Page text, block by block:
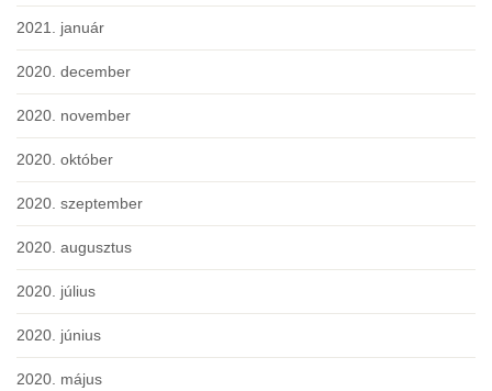
2021. január
2020. december
2020. november
2020. október
2020. szeptember
2020. augusztus
2020. július
2020. június
2020. május